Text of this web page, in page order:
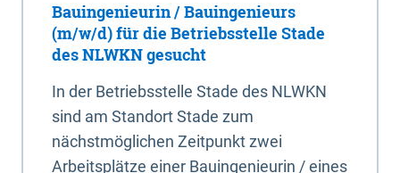
Bauingenieurin / Bauingenieurs
(m/w/d) für die Betriebsstelle Stade
des NLWKN gesucht
In der Betriebsstelle Stade des NLWKN
sind am Standort Stade zum
nächstmöglichen Zeitpunkt zwei
Arbeitsplätze einer Bauingenieurin / eines